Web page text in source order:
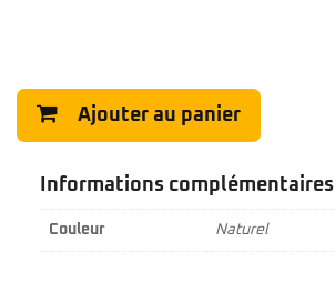
Ajouter au panier
Informations complémentaires
Couleur Naturel